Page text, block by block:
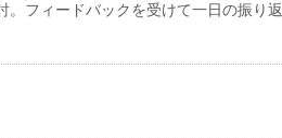
フィードバックを受けて一日の振り返